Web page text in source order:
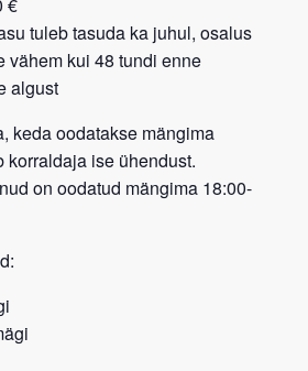
tuleb tasuda ka juhul, osalus
vähem kui 48 tundi enne
algust
keda oodatakse mängima
korraldaja ise ühendust.
on oodatud mängima 18:00-